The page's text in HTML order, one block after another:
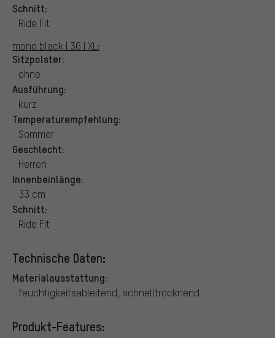
Schnitt:
Ride Fit
mono black | 36 | XL:
Sitzpolster:
ohne
Ausführung:
kurz
Temperaturempfehlung:
Sommer
Geschlecht:
Herren
Innenbeinlänge:
33 cm
Schnitt:
Ride Fit
Technische Daten:
Materialausstattung:
feuchtigkeitsableitend, schnelltrocknend
Produkt-Features: